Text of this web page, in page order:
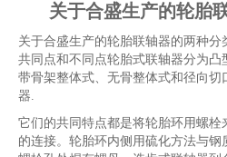
关于合盛生产的轮胎
关于合盛生产的轮胎联轴器的两种
共同点和不同点轮胎式联轴器分为凸
带骨架整体式、无骨整体式和径向切
器.
它们的共同特点都是将轮胎环用螺栓
的连接。轮胎环内侧用硫化方法与